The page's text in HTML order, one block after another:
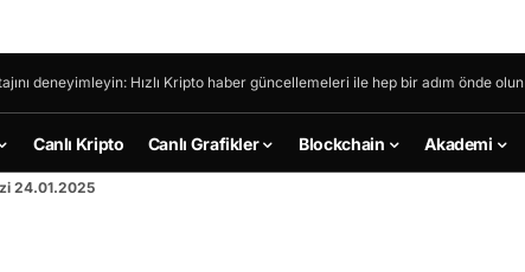
deneyimleyin: Hızlı Kripto haber güncellemeleri ile hep bir adım önde olun
Canlı Kripto Canlı Grafikler Blockchain Akademi
24.01.2025